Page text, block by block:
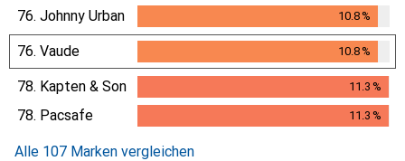
10.7%
76. Johnny Urban 10.8%
10.8%
76. Vaude 10.8%
10.8%
78. Kapten & Son 11.3 %
11.3%
78. Pacsafe 11.3 %
Alle 107 Marken vergleichen